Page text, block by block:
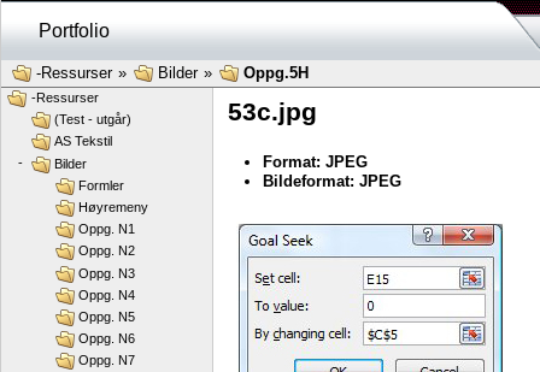
Portfolio
-Ressurser» Bilder» Oppg.5H
53c.jpg
Format: JPEG
Bildeformat: JPEG
-Ressurser
(Test - utgår)
AS Tekstil
-
Bilder
Formler
Høyremeny
Oppg. N1
Oppg. N2
Oppg. N3
Oppg. N4
Oppg. N5
Oppg. N6
Oppg. N7